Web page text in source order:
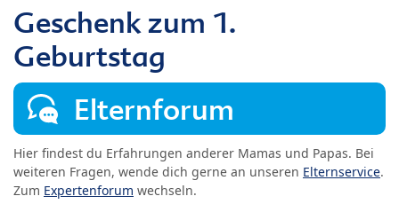
Geschenk zum 1.
Geburtstag
Elternforum
Hier findest du Erfahrungen anderer Mamas und Papas. Bei
weiteren Fragen, wende dich gerne an unseren Elternservice.
Zum Expertenforum wechseln.